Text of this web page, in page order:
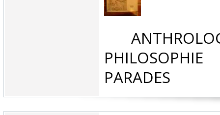
PHILOSOPHIE
PARADES‎